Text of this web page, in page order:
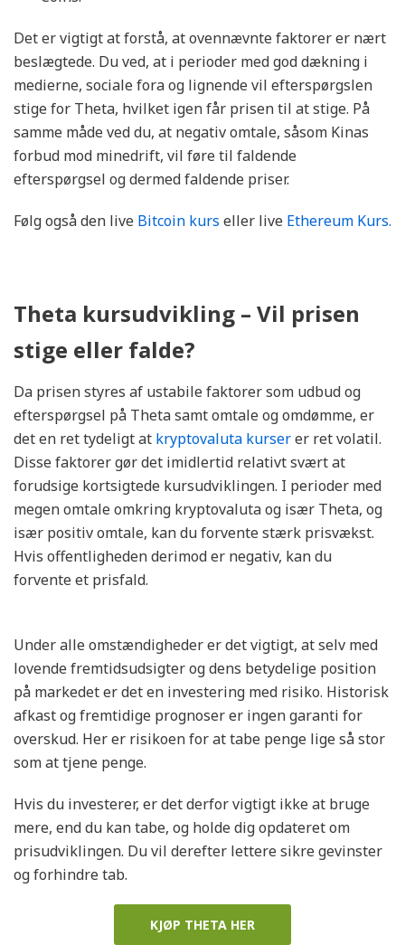
Det er vigtigt at forstå, at ovennævnte faktorer er nært
beslægtede. Du ved, at i perioder med god dækning i
medierne, sociale fora og lignende vil efterspørgslen
stige for Theta, hvilket igen får prisen til at stige. På
samme måde ved du, at negativ omtale, såsom Kinas
forbud mod minedrift, vil føre til faldende
efterspørgsel og dermed faldende priser.
Følg også den live Bitcoin kurs eller live Ethereum Kurs.
Theta kursudvikling – Vil prisen
stige eller falde?
Da prisen styres af ustabile faktorer som udbud og
efterspørgsel på Theta samt omtale og omdømme, er
det en ret tydeligt at kryptovaluta kurserer ret volatil.
Disse faktorer gør det imidlertid relativt svært at
forudsige kortsigtede kursudviklingen. I perioder med
megen omtale omkring kryptovaluta og især Theta, og
især positiv omtale, kan du forvente stærk prisvækst.
Hvis offentligheden derimod er negativ, kan du
forvente et prisfald.
Under alle omstændigheder er det vigtigt, at selv med
lovende fremtidsudsigter og dens betydelige position
på markedet er det en investering med risiko. Historisk
afkast og fremtidige prognoser er ingen garanti for
overskud. Her er risikoen for at tabe penge lige så stor
som at tjene penge.
Hvis du investerer, er det derfor vigtigt ikke at bruge
mere, end du kan tabe, og holde dig opdateret om
prisudviklingen. Du vil derefter lettere sikre gevinster
og forhindre tab.
KJØP THETA HER